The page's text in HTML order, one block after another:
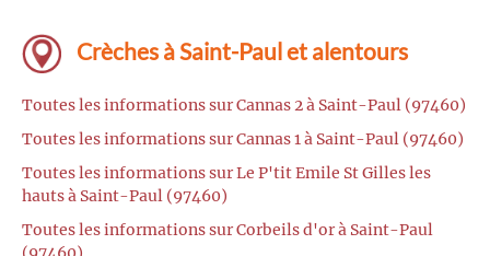
Crèches à Saint-Paul et alentours
Toutes les informations sur Cannas 2 à Saint-Paul (97460)
Toutes les informations sur Cannas 1 à Saint-Paul (97460)
Toutes les informations sur Le P'tit Emile St Gilles les
hauts à Saint-Paul (97460)
Toutes les informations sur Corbeils d'or à Saint-Paul